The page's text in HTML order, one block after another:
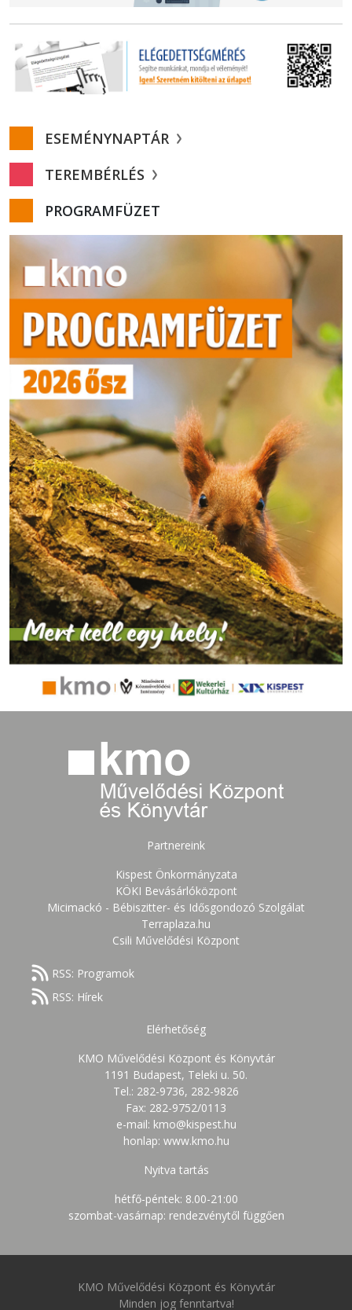
ESEMÉNYNAPTÁR
TEREMBÉRLÉS
PROGRAMFÜZET
Partnereink
Kispest Önkormányzata
KÖKI Bevásárlóközpont
Micimackó - Bébiszitter- és Idősgondozó Szolgálat
Terraplaza.hu
Csili Művelődési Központ
RSS: Programok
RSS: Hírek
Elérhetőség
KMO Művelődési Központ és Könyvtár
1191 Budapest, Teleki u. 50.
Tel.: 282-9736, 282-9826
Fax: 282-9752/0113
e-mail: kmo@kispest.hu
honlap: www.kmo.hu
Nyitva tartás
hétfő-péntek: 8.00-21:00
szombat-vasárnap: rendezvénytől függően
KMO Művelődési Központ és Könyvtár
Minden jog fenntartva!